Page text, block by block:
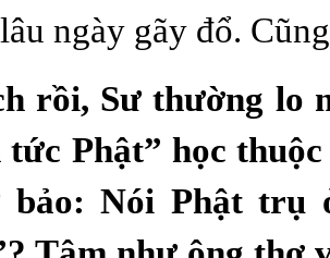
ngày gãy đổ.
rồi, Sư thường lo
Phật” học
bảo: Nói Phật trụ